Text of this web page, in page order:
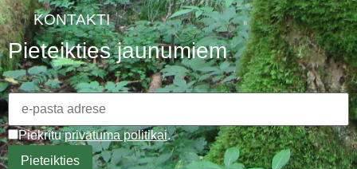
KONTAKTI
Pieteikties jaunumiem
Piekrītuprivātuma politikai.